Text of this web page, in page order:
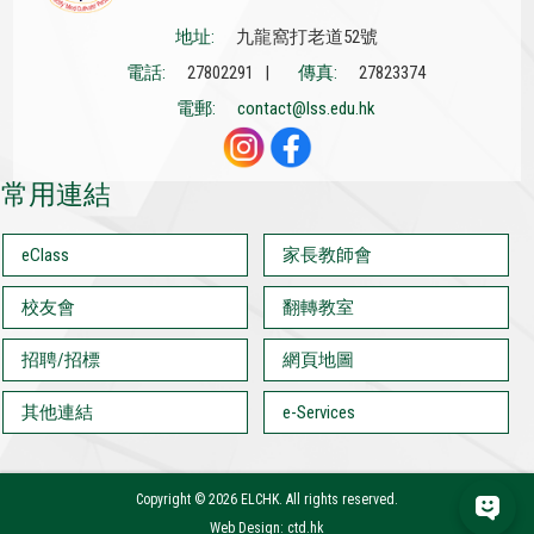
地址:
九龍窩打老道52號
電話:
27802291 | 傳真:
27823374
電郵:
contact@lss.edu.hk
常用連結
eClass 家長教師會
校友會 翻轉教室
招聘/招標 網頁地圖
其他連結 e-Services
Copyright © 2026 ELCHK. All rights reserved.
Web Design: ctd.hk